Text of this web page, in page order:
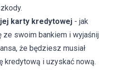
karty kredytowej - jak
swoim bankiem i wyjaśnij
że będziesz musiał
kredytową i uzyskać nową.